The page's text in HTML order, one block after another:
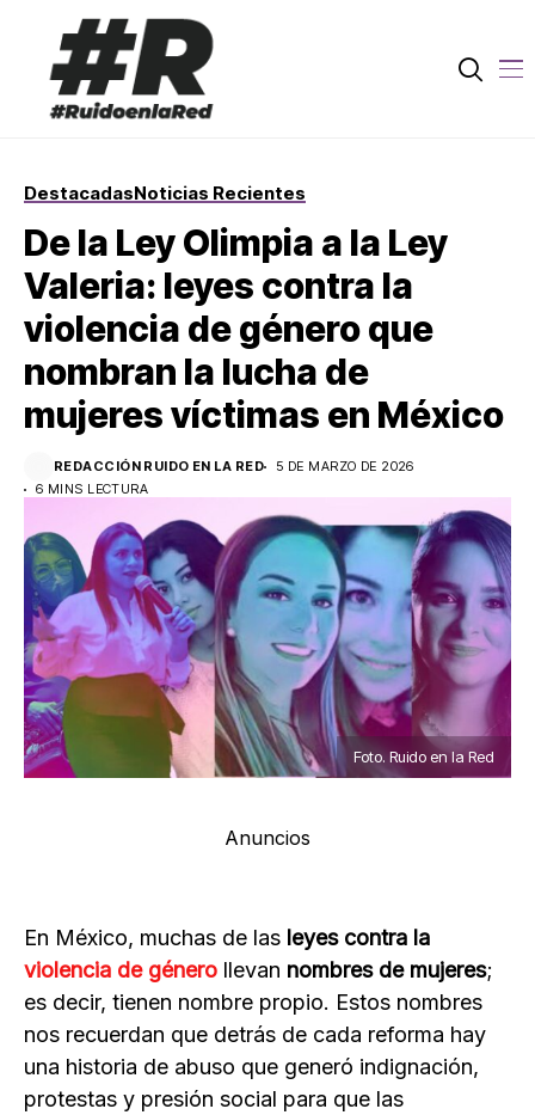
DestacadasNoticias Recientes
De la Ley Olimpia a la Ley
Valeria: leyes contra la
violencia de género que
nombran la lucha de
mujeres víctimas en México
REDACCIÓN RUIDO EN LA RED
5 DE MARZO DE 2026
6 MINS LECTURA
Foto. Ruido en la Red
Anuncios
En México, muchas de las leyes contra la
violencia de género llevan nombres de mujeres;
es decir, tienen nombre propio. Estos nombres
nos recuerdan que detrás de cada reforma hay
una historia de abuso que generó indignación,
protestas y presión social para que las